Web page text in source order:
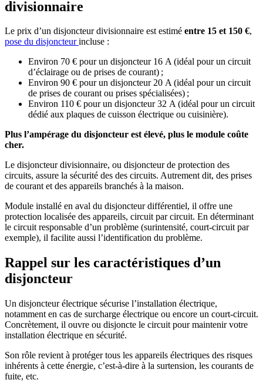
divisionnaire
Le prix d’un disjoncteur divisionnaire est estimé entre 15 et 150 €,
pose du disjoncteurincluse :
Environ 70 € pour un disjoncteur 16 A (idéal pour un circuit
d’éclairage ou de prises de courant) ;
Environ 90 € pour un disjoncteur 20 A (idéal pour un circuit
de prises de courant ou prises spécialisées) ;
Environ 110 € pour un disjoncteur 32 A (idéal pour un circuit
dédié aux plaques de cuisson électrique ou cuisinière).
Plus l’ampérage du disjoncteur est élevé, plus le module coûte
cher.
Le disjoncteur divisionnaire, ou disjoncteur de protection des
circuits, assure la sécurité des des circuits. Autrement dit, des prises
de courant et des appareils branchés à la maison.
Module installé en aval du disjoncteur différentiel, il offre une
protection localisée des appareils, circuit par circuit. En déterminant
le circuit responsable d’un problème (surintensité, court-circuit par
exemple), il facilite aussi l’identification du problème.
Rappel sur les caractéristiques d’un
disjoncteur
Un disjoncteur électrique sécurise l’installation électrique,
notamment en cas de surcharge électrique ou encore un court-circuit.
Concrètement, il ouvre ou disjoncte le circuit pour maintenir votre
installation électrique en sécurité.
Son rôle revient à protéger tous les appareils électriques des risques
inhérents à cette énergie, c’est-à-dire à la surtension, les courants de
fuite, etc.